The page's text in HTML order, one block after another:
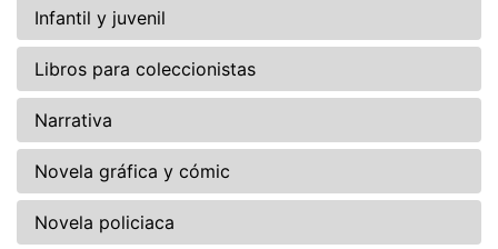
Infantil y juvenil
Libros para coleccionistas
Narrativa
Novela gráfica y cómic
Novela policiaca